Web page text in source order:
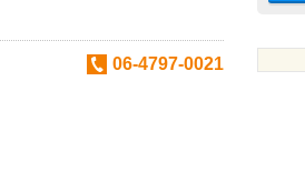
06-4797-0021